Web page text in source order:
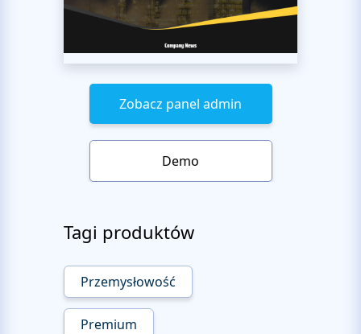
Zobacz panel admin
Demo
Tagi produktów
Przemysłowość
Premium